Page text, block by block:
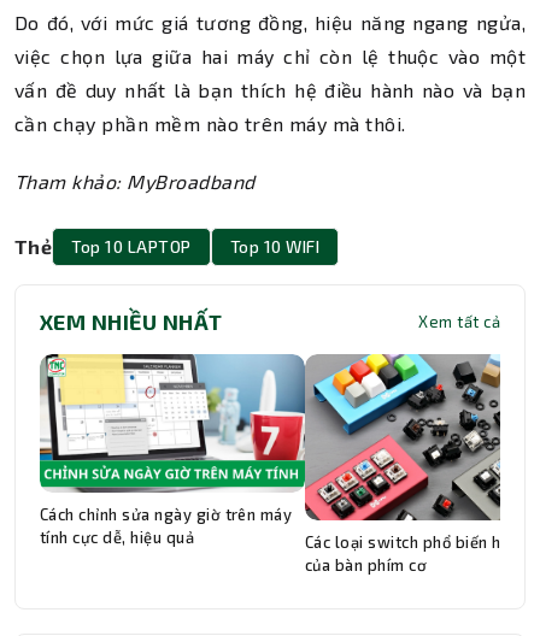
Do đó, với mức giá tương đồng, hiệu năng ngang ngửa,
việc chọn lựa giữa hai máy chỉ còn lệ thuộc vào một
vấn đề duy nhất là bạn thích hệ điều hành nào và bạn
cần chạy phần mềm nào trên máy mà thôi.
Tham khảo: MyBroadband
Thẻ Top 10 LAPTOP Top 10 WIFI
XEM NHIỀU NHẤT Xem tất cả
Cách chỉnh sửa ngày giờ trên máy
tính cực dễ, hiệu quả
Các loại switch phổ biến hiện
của bàn phím cơ